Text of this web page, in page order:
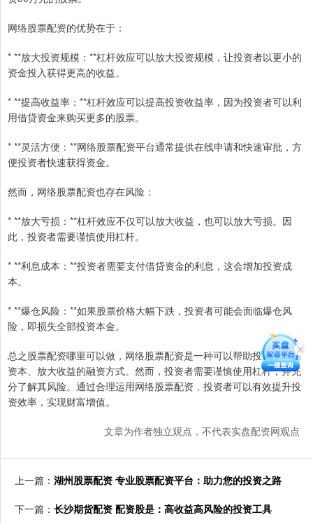
网络股票配资的优势在于：
* **放大投资规模：**杠杆效应可以放大投资规模，让投资者以更小的
资金投入获得更高的收益。
* **提高收益率：**杠杆效应可以提高投资收益率，因为投资者可以利
用借贷资金来购买更多的股票。
* **灵活方便：**网络股票配资平台通常提供在线申请和快速审批，方
便投资者快速获得资金。
然而，网络股票配资也存在风险：
* **放大亏损：**杠杆效应不仅可以放大收益，也可以放大亏损。因
此，投资者需要谨慎使用杠杆。
* **利息成本：**投资者需要支付借贷资金的利息，这会增加投资成
本。
* **爆仓风险：**如果股票价格大幅下跌，投资者可能会面临爆仓风
险，即损失全部投资本金。
总之股票配资哪里可以做，网络股票配资是一种可以帮助投资者撬动
资本、放大收益的融资方式。然而，投资者需要谨慎使用杠杆，并充
分了解其风险。通过合理运用网络股票配资，投资者可以有效提升投
资效率，实现财富增值。
文章为作者独立观点，不代表实盘配资网观点
上一篇： 湖州股票配资 专业股票配资平台：助力您的投资之路
下一篇： 长沙期货配资 配资股是：高收益高风险的投资工具